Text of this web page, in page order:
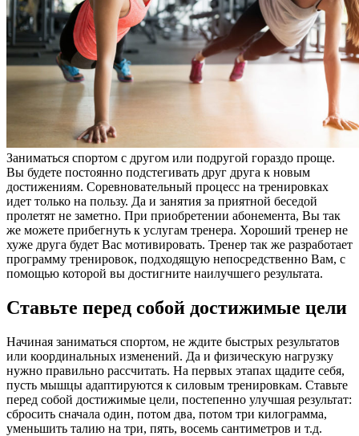
Заниматься спортом с другом или подругой гораздо проще.
Вы будете постоянно подстегивать друг друга к новым
достижениям. Соревновательный процесс на тренировках
идет только на пользу. Да и занятия за приятной беседой
пролетят не заметно. При приобретении абонемента, Вы так
же можете прибегнуть к услугам тренера. Хороший тренер не
хуже друга будет Вас мотивировать. Тренер так же разработает
программу тренировок, подходящую непосредственно Вам, с
помощью которой вы достигните наилучшего результата.
Ставьте перед собой достижимые цели
Начиная заниматься спортом, не ждите быстрых результатов
или координальных изменений. Да и физическую нагрузку
нужно правильно рассчитать. На первых этапах щадите себя,
пусть мышцы адаптируются к силовым тренировкам. Ставьте
перед собой достижимые цели, постепенно улучшая результат:
сбросить сначала один, потом два, потом три килограмма,
уменьшить талию на три, пять, восемь сантиметров и т.д.